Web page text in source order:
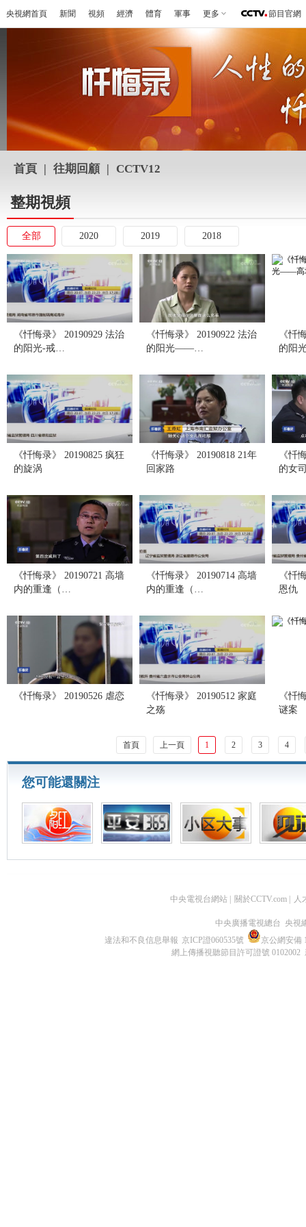
央視網首頁 新聞 視頻 經濟 體育 軍事 更多 節目官網
首頁 | 往期回顧 | CCTV12
整期視頻
全部 2020 2019 2018
《忏悔录》 20190929 法治
的阳光-戒…
《忏悔录》 20190922 法治
的阳光——…
《忏
的阳
《忏悔录》 20190825 疯狂
的旋涡
《忏悔录》 20190818 21年
回家路
《忏
的女
《忏悔录》 20190721 高墙
内的重逢（…
《忏悔录》 20190714 高墙
内的重逢（…
《忏
恩仇
《忏悔录》 20190526 虐恋
《忏悔录》 20190512 家庭
之殇
《忏
谜案
首頁 上一頁 1 2 3 4
您可能還關注
中央電視台網站 關於CCTV.com 人
中央廣播電視總台 央視
違法和不良信息舉報 京ICP證060535號
京公網安備
網上傳播視聽節目許可證號 0102002